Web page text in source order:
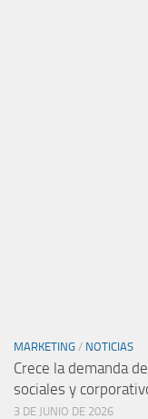
MARKETING / NOTICIAS
Crece la demanda
sociales y
3 DE JUNIO DE 2026